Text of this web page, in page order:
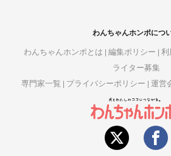
わんちゃんホンポにつ
わんちゃんホンポとは 編集ポリシー 利
ライター募集
専門家一覧
プライバシーポリシー 運営